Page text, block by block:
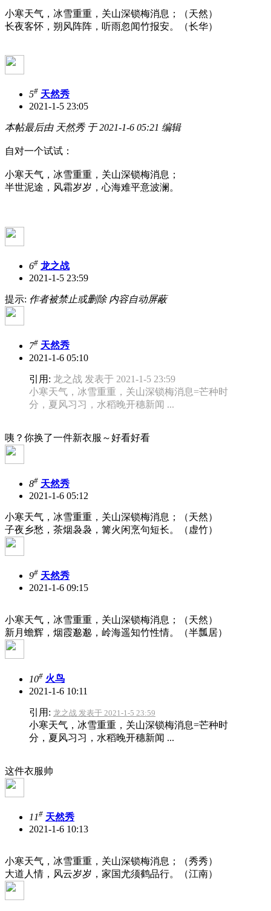
小寒天气，冰雪重重，关山深锁梅消息；（天然）
长夜客怀，朔风阵阵，听雨忽闻竹报安。（长华）
5# 天然秀
2021-1-5 23:05
本帖最后由 天然秀 于 2021-1-6 05:21 编辑
自对一个试试：
小寒天气，冰雪重重，关山深锁梅消息；
半世泥途，风霜岁岁，心海难平意波澜。
6# 龙之战
2021-1-5 23:59
提示: 作者被禁止或删除 内容自动屏蔽
7# 天然秀
2021-1-6 05:10
引用: 龙之战 发表于 2021-1-5 23:59
小寒天气，冰雪重重，关山深锁梅消息=芒种时
分，夏风习习，水稻晚开穗新闻 ...
咦？你换了一件新衣服～好看好看
8# 天然秀
2021-1-6 05:12
小寒天气，冰雪重重，关山深锁梅消息；（天然）
子夜乡愁，茶烟袅袅，篝火闲烹句短长。（虚竹）
9# 天然秀
2021-1-6 09:15
小寒天气，冰雪重重，关山深锁梅消息；（天然）
新月蟾辉，烟霞邈邈，岭海遥知竹性情。（半瓢居）
10# 火鸟
2021-1-6 10:11
引用: 龙之战 发表于 2021-1-5 23:59
小寒天气，冰雪重重，关山深锁梅消息=芒种时
分，夏风习习，水稻晚开穗新闻 ...
这件衣服帅
11# 天然秀
2021-1-6 10:13
小寒天气，冰雪重重，关山深锁梅消息；（秀秀）
大道人情，风云岁岁，家国尤须鹤品行。（江南）